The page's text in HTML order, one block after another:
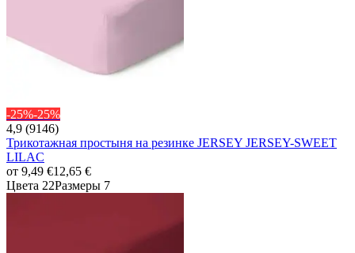
-25%-25%
4,9 (9146)
Трикотажная простыня на резинке JERSEY JERSEY-SWEET
LILAC
от 9,49 €12,65 €
Цвета 22Размеры 7